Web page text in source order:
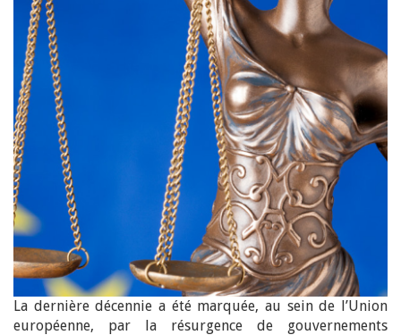
La dernière décennie a été marquée, au sein de l’Union
européenne, par la résurgence de gouvernements